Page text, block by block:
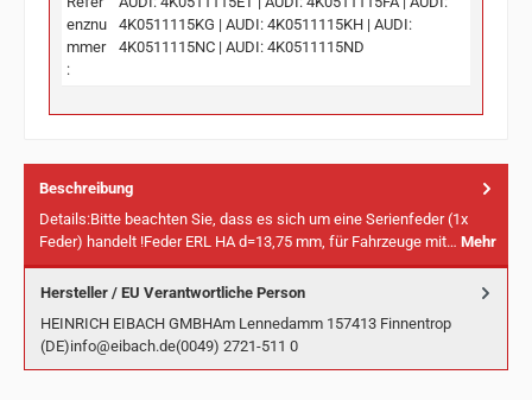
enznu
mmer
:
4K0511115KG | AUDI: 4K0511115KH | AUDI:
4K0511115NC | AUDI: 4K0511115ND
Beschreibung
Details:Bitte beachten Sie, dass es sich um eine Serienfeder (1x
Feder) handelt !Feder ERL HA d=13,75 mm, für Fahrzeuge mit… Mehr
Hersteller / EU Verantwortliche Person
HEINRICH EIBACH GMBHAm Lennedamm 157413 Finnentrop
(DE)info@eibach.de(0049) 2721-511 0